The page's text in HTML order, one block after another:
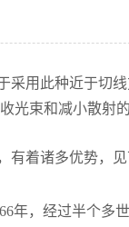
采用此种近于切
光束和减小散射
有着诸多优势，见
年，经过半个多